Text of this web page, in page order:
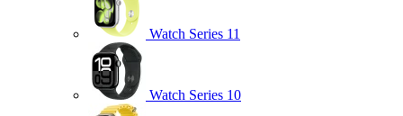
Watch Series 11
Watch Series 10